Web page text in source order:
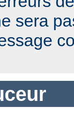
sera